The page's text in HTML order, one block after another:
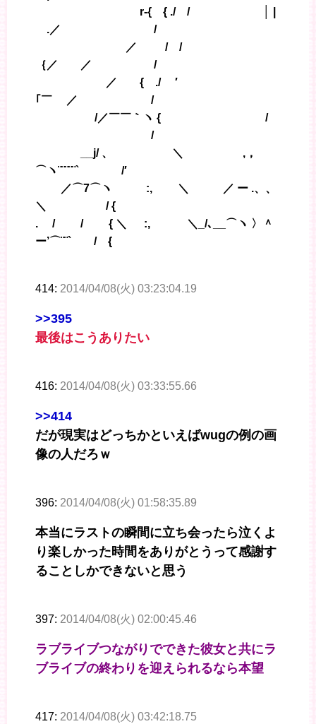
r‐{ { ./ / │ |
.／ /
／ / / ゝ
｛／ ／ /
／ { ./ ′
｢￣ ／ /
/／￣￣｀ヽ { /
/
__j/ 、 ＼ ,，
⌒ヽ¨¨¨¨¨` /′
／⌒7⌒ヽ :, ＼ ／ ー .、、
＼ / {
. / / { ＼ :, ＼_/､__⌒ヽ 〉＾
ー’⌒¨¨` / {
414: 2014/04/08(火) 03:23:04.19
>>395
最後はこうありたい
416: 2014/04/08(火) 03:33:55.66
>>414
だが現実はどっちかといえばwugの例の画
像の人だろｗ
396: 2014/04/08(火) 01:58:35.89
本当にラストの瞬間に立ち会ったら泣くよ
り楽しかった時間をありがとうって感謝す
ることしかできないと思う
397: 2014/04/08(火) 02:00:45.46
ラブライブつながりでできた彼女と共にラ
ブライブの終わりを迎えられるなら本望
417: 2014/04/08(火) 03:42:18.75